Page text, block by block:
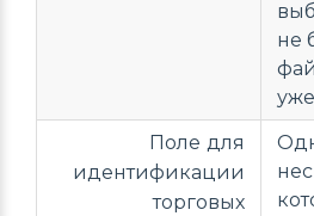
не
Поле для
идентификации
торговых